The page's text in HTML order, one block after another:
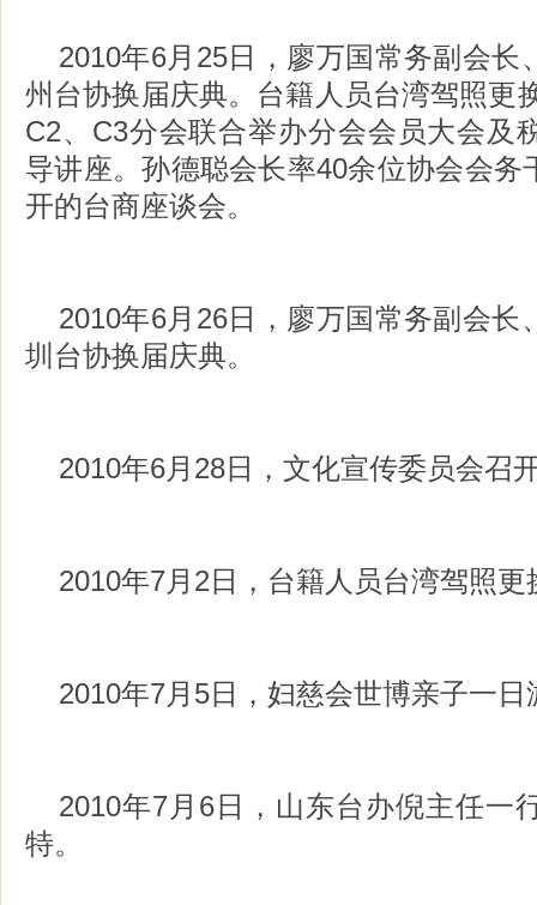
2010年6月25日，廖万国常务副会长
州台协换届庆典。台籍人员台湾驾照更
C2、C3分会联合举办分会会员大会及
导讲座。孙德聪会长率40余位协会会务
开的台商座谈会。
2010年6月26日，廖万国常务副会长
圳台协换届庆典。
2010年6月28日，文化宣传委员会召
2010年7月2日，台籍人员台湾驾照
2010年7月5日，妇慈会世博亲子一日
2010年7月6日，山东台办倪主任一
特。